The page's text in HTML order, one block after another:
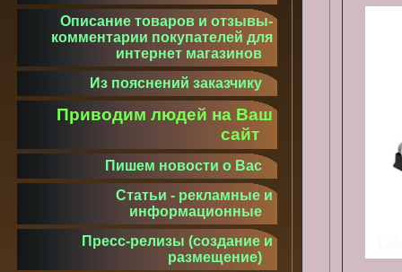
Описание товаров и отзывы-
комментарии покупателей для
интернет магазинов
Из пояснений заказчику
Приводим людей на Ваш
сайт
Пишем новости о Вас
Статьи - рекламные и
информационные
Пресс-релизы (создание и
размещение)